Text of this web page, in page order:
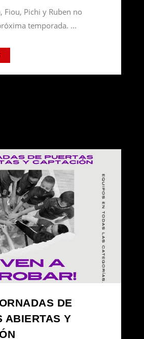
Fiou, Pichi y Ruben no
temporada. ...
DE
ABIERTAS Y